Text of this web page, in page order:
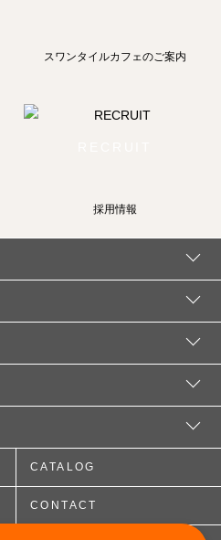
スワンタイルカフェのご案内
採用情報
CATALOG
CONTACT